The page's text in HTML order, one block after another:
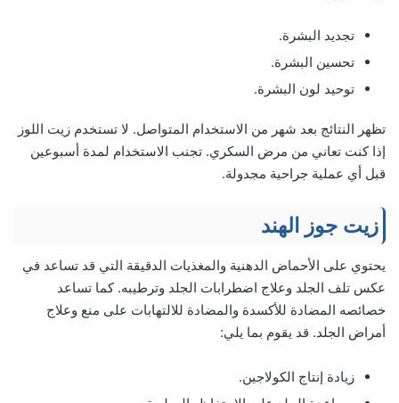
تجديد البشرة.
تحسين البشرة.
توحيد لون البشرة.
تظهر النتائج بعد شهر من الاستخدام المتواصل. لا تستخدم زيت اللوز
إذا كنت تعاني من مرض السكري. تجنب الاستخدام لمدة أسبوعين
قبل أي عملية جراحية مجدولة.
زيت جوز الهند
يحتوي على الأحماض الدهنية والمغذيات الدقيقة التي قد تساعد في
عكس تلف الجلد وعلاج اضطرابات الجلد وترطيبه. كما تساعد
خصائصه المضادة للأكسدة والمضادة للالتهابات على منع وعلاج
أمراض الجلد. قد يقوم بما يلي:
زيادة إنتاج الكولاجين.